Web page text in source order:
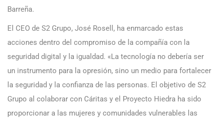
Barreña.
El CEO de S2 Grupo, José Rosell, ha enmarcado estas
acciones dentro del compromiso de la compañía con la
seguridad digital y la igualdad. «La tecnología no debería ser
un instrumento para la opresión, sino un medio para fortalecer
la seguridad y la confianza de las personas. El objetivo de S2
Grupo al colaborar con Cáritas y el Proyecto Hiedra ha sido
proporcionar a las mujeres y comunidades vulnerables las